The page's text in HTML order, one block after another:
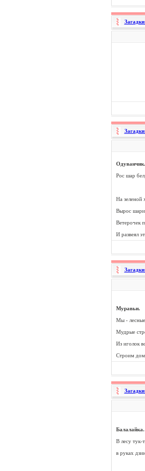
Одуванчик.
Рос шар
На зеленой
Вырос
Ветерочек
И развеял
Муравьи.
Мы -
Мудрые
Из иголок
Строим дом
Балалайка.
В лесу тук-
в руках